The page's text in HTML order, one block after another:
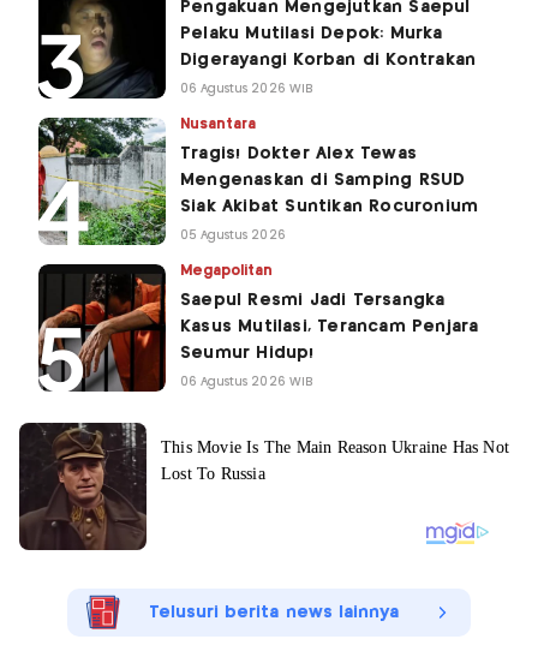
Pengakuan Mengejutkan Saepul
Pelaku Mutilasi Depok: Murka
Digerayangi Korban di Kontrakan
06 Agustus 2026 WIB
Nusantara
Tragis! Dokter Alex Tewas
Mengenaskan di Samping RSUD
Siak Akibat Suntikan Rocuronium
05 Agustus 2026
Megapolitan
Saepul Resmi Jadi Tersangka
Kasus Mutilasi, Terancam Penjara
Seumur Hidup!
06 Agustus 2026 WIB
Telusuri berita news lainnya